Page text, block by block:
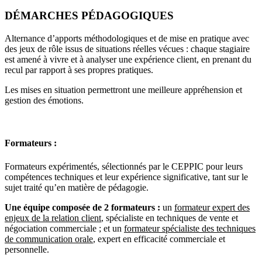
DÉMARCHES PÉDAGOGIQUES
Alternance d’apports méthodologiques et de mise en pratique avec
des jeux de rôle issus de situations réelles vécues : chaque stagiaire
est amené à vivre et à analyser une expérience client, en prenant du
recul par rapport à ses propres pratiques.
Les mises en situation permettront une meilleure appréhension et
gestion des émotions.
Formateurs :
Formateurs expérimentés, sélectionnés par le CEPPIC pour leurs
compétences techniques et leur expérience significative, tant sur le
sujet traité qu’en matière de pédagogie.
Une équipe composée de 2 formateurs : un formateur expert des
enjeux de la relation client, spécialiste en techniques de vente et
négociation commerciale ; et un formateur spécialiste des techniques
de communication orale, expert en efficacité commerciale et
personnelle.